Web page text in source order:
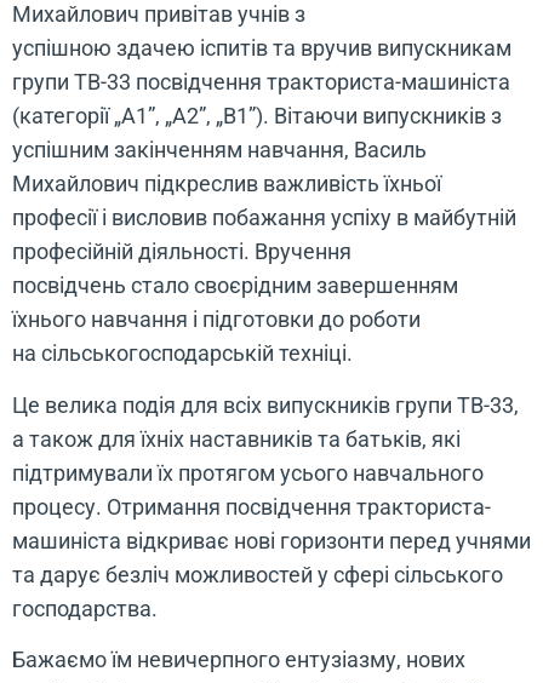
Михайлович привітав учнів з
успішною здачею іспитів та вручив випускникам
групи ТВ-33 посвідчення тракториста-машиніста
(категорії „А1”, „А2”, „В1”). Вітаючи випускників з
успішним закінченням навчання, Василь
Михайлович підкреслив важливість їхньої
професії і висловив побажання успіху в майбутній
професійній діяльності. Вручення
посвідчень стало своєрідним завершенням
їхнього навчання і підготовки до роботи
на сільськогосподарській техніці.
Це велика подія для всіх випускників групи ТВ-33,
а також для їхніх наставників та батьків, які
підтримували їх протягом усього навчального
процесу. Отримання посвідчення тракториста-
машиніста відкриває нові горизонти перед учнями
та дарує безліч можливостей у сфері сільського
господарства.
Бажаємо їм невичерпного ентузіазму, нових